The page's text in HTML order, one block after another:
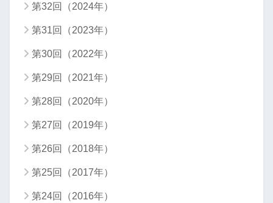
第32回（2024年）
第31回（2023年）
第30回（2022年）
第29回（2021年）
第28回（2020年）
第27回（2019年）
第26回（2018年）
第25回（2017年）
第24回（2016年）